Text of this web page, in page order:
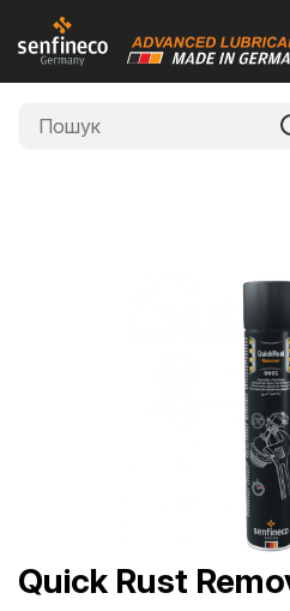
Quick Rust